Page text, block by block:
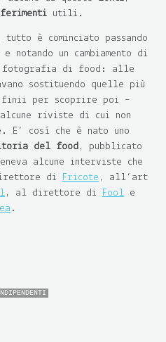
utili.
è cominciato passando
un cambiamento di
fotografia di food: alle
sostituendo quelle più
finii per scoprire poi –
riviste di cui non
E’ così che è nato uno
del food , pubblicato
alcune interviste che
di
Fricote , all’art
, al direttore di Fool e
.